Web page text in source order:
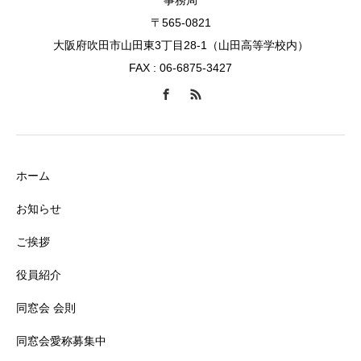
〒565-0821
大阪府吹田市山田東3丁目28-1（山田高等学校内）
FAX : 06-6875-3427
ホーム
お知らせ
ご挨拶
役員紹介
同窓会 会則
同窓会愛称募集中